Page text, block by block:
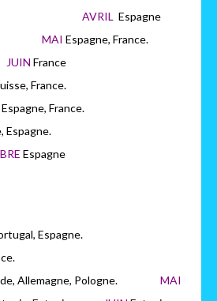
AVRIL Espagne
MAI Espagne, France.
JUIN France
France.
Espagne, France.
Espagne.
Espagne
Portugal, Espagne.
Allemagne, Pologne. MAI